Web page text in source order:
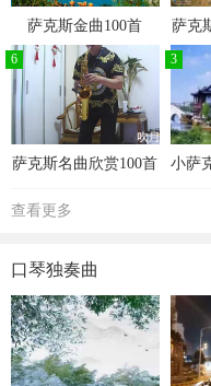
萨克斯金曲100首 萨克
6
萨克斯名曲欣赏100首
3
查看更多
口琴独奏曲